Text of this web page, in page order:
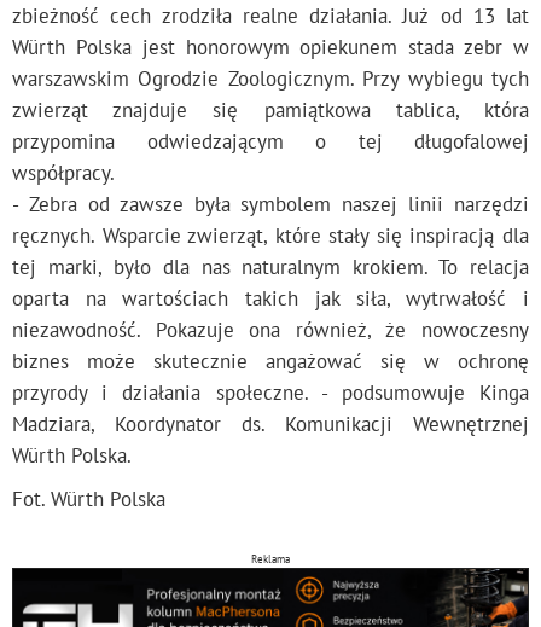
zbieżność cech zrodziła realne działania. Już od 13 lat
Würth Polska jest honorowym opiekunem stada zebr w
warszawskim Ogrodzie Zoologicznym. Przy wybiegu tych
zwierząt znajduje się pamiątkowa tablica, która
przypomina odwiedzającym o tej długofalowej
współpracy.
- Zebra od zawsze była symbolem naszej linii narzędzi
ręcznych. Wsparcie zwierząt, które stały się inspiracją dla
tej marki, było dla nas naturalnym krokiem. To relacja
oparta na wartościach takich jak siła, wytrwałość i
niezawodność. Pokazuje ona również, że nowoczesny
biznes może skutecznie angażować się w ochronę
przyrody i działania społeczne. - podsumowuje Kinga
Madziara, Koordynator ds. Komunikacji Wewnętrznej
Würth Polska.
Fot. Würth Polska
Reklama